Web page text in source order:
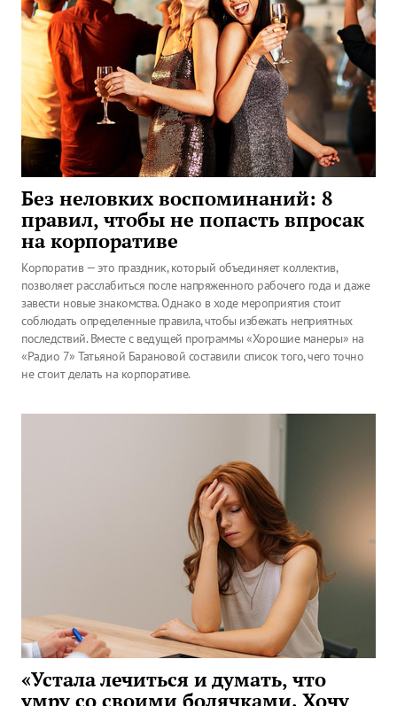
Без неловких воспоминаний: 8
правил, чтобы не попасть впросак
на корпоративе
Корпоратив — это праздник, который объединяет коллектив,
позволяет расслабиться после напряженного рабочего года и даже
завести новые знакомства. Однако в ходе мероприятия стоит
соблюдать определенные правила, чтобы избежать неприятных
последствий. Вместе с ведущей программы «Хорошие манеры» на
«Радио 7» Татьяной Барановой составили список того, чего точно
не стоит делать на корпоративе.
«Устала лечиться и думать, что
умру со своими болячками. Хочу